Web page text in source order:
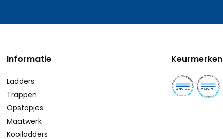
Informatie
Ladders
Trappen
Opstapjes
Maatwerk
Kooiladders
Keurmerken